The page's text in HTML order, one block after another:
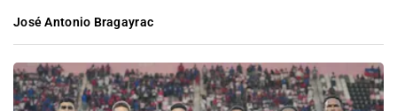
José Antonio Bragayrac